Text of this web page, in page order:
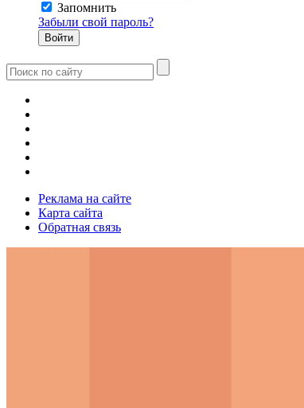
Запомнить
Забыли свой пароль?
Реклама на сайте
Карта сайта
Обратная связь